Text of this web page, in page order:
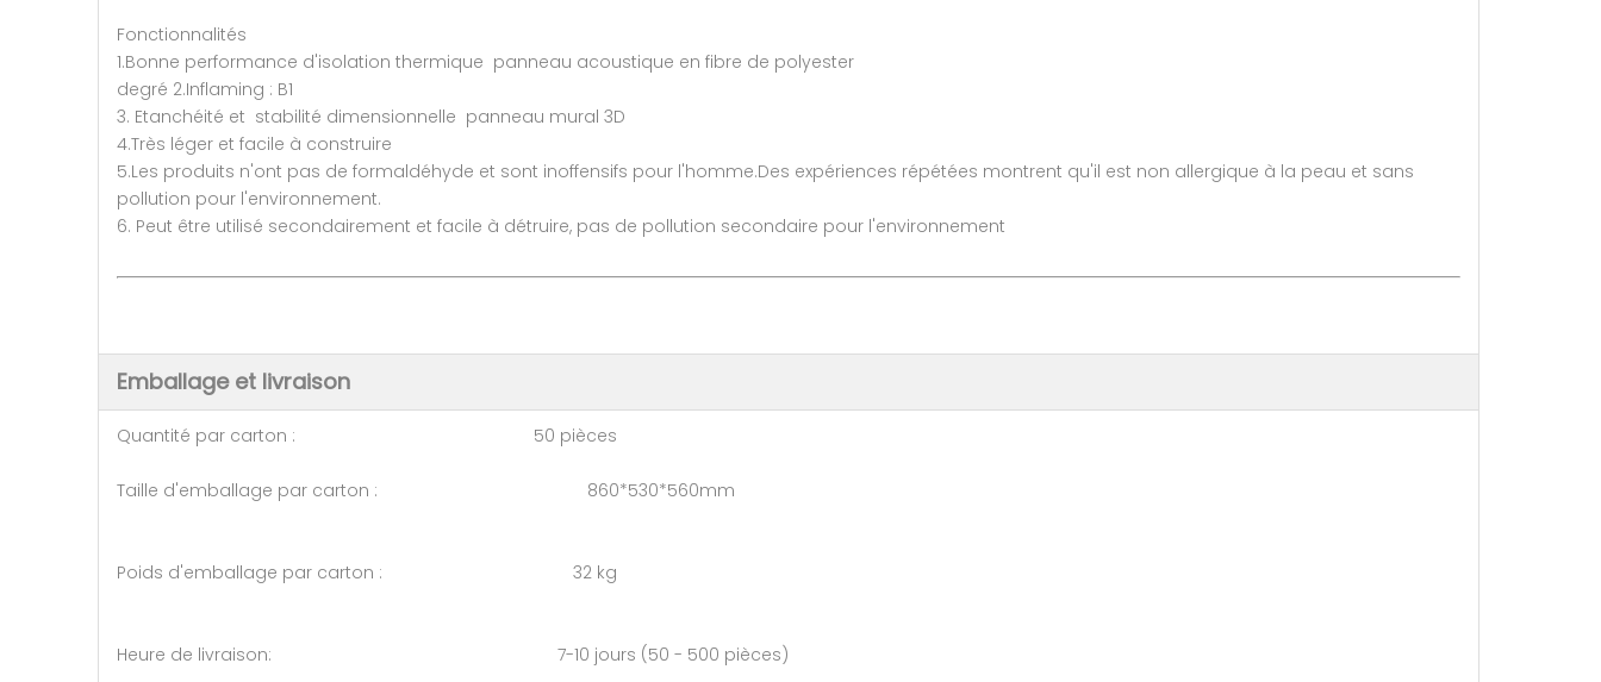
Fonctionnalités
1.Bonne performance d'isolation thermique panneau acoustique en fibre de polyester
degré 2.Inflaming : B1
3. Etanchéité et stabilité dimensionnelle panneau mural 3D
4.Très léger et facile à construire
5.Les produits n'ont pas de formaldéhyde et sont inoffensifs pour l'homme.Des expériences répétées montrent qu'il est non allergique à la peau et sans
pollution pour l'environnement.
6. Peut être utilisé secondairement et facile à détruire, pas de pollution secondaire pour l'environnement
Emballage et livraison
Quantité par carton : 50 pièces
Taille d'emballage par carton : 860*530*560mm
Poids d'emballage par carton : 32 kg
Heure de livraison: 7-10 jours (50 - 500 pièces)